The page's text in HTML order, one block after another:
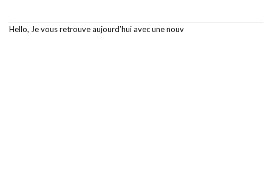
Hello, Je vous retrouve aujourd’hui avec une nouv